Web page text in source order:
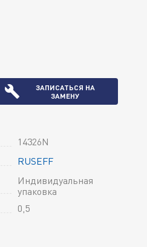
ЗАПИСАТЬСЯ НА
ЗАМЕНУ
14326N
RUSEFF
Индивидуальная
упаковка
0,5